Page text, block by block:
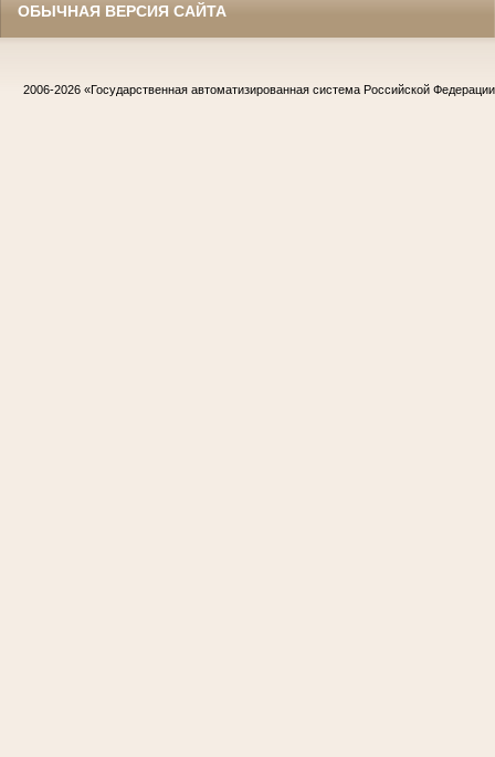
ОБЫЧНАЯ ВЕРСИЯ САЙТА
2006-2026 «Государственная автоматизированная система Российской